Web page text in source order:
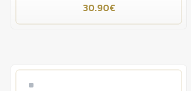
30.90€